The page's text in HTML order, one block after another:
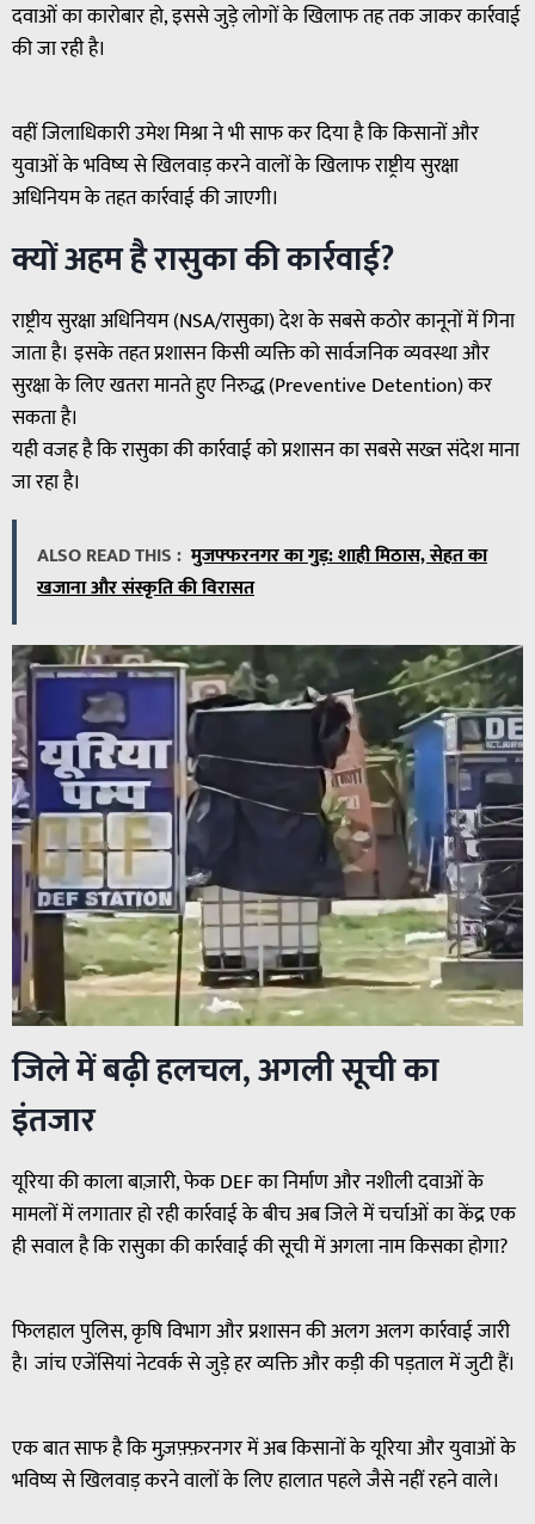
दवाओं का कारोबार हो, इससे जुड़े लोगों के खिलाफ तह तक जाकर कार्रवाई
की जा रही है।
वहीं जिलाधिकारी उमेश मिश्रा ने भी साफ कर दिया है कि किसानों और
युवाओं के भविष्य से खिलवाड़ करने वालों के खिलाफ राष्ट्रीय सुरक्षा
अधिनियम के तहत कार्रवाई की जाएगी।
क्यों अहम है रासुका की कार्रवाई?
राष्ट्रीय सुरक्षा अधिनियम (NSA/रासुका) देश के सबसे कठोर कानूनों में गिना
जाता है। इसके तहत प्रशासन किसी व्यक्ति को सार्वजनिक व्यवस्था और
सुरक्षा के लिए खतरा मानते हुए निरुद्ध (Preventive Detention) कर
सकता है।
यही वजह है कि रासुका की कार्रवाई को प्रशासन का सबसे सख्त संदेश माना
जा रहा है।
ALSO READ THIS : मुजफ्फरनगर का गुड़: शाही मिठास, सेहत का
खजाना और संस्कृति की विरासत
जिले में बढ़ी हलचल, अगली सूची का
इंतजार
यूरिया की काला बाज़ारी, फेक DEF का निर्माण और नशीली दवाओं के
मामलों में लगातार हो रही कार्रवाई के बीच अब जिले में चर्चाओं का केंद्र एक
ही सवाल है कि रासुका की कार्रवाई की सूची में अगला नाम किसका होगा?
फिलहाल पुलिस, कृषि विभाग और प्रशासन की अलग अलग कार्रवाई जारी
है। जांच एजेंसियां नेटवर्क से जुड़े हर व्यक्ति और कड़ी की पड़ताल में जुटी हैं।
एक बात साफ है कि मुज़फ़्फ़रनगर में अब किसानों के यूरिया और युवाओं के
भविष्य से खिलवाड़ करने वालों के लिए हालात पहले जैसे नहीं रहने वाले।